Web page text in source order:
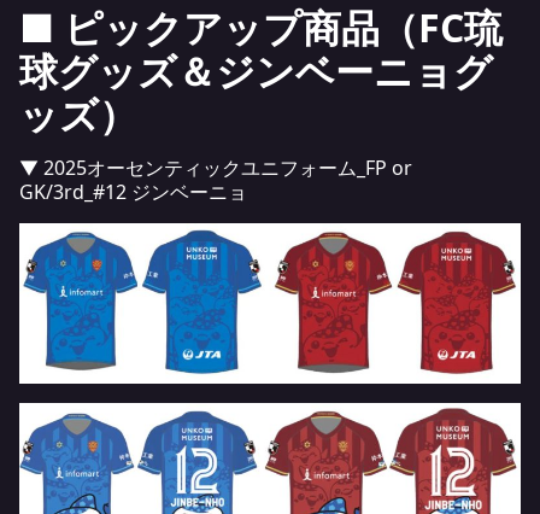
■ ピックアップ商品（FC琉
球グッズ＆ジンベーニョグ
ッズ）
▼ 2025オーセンティックユニフォーム_FP or
GK/3rd_#12 ジンベーニョ